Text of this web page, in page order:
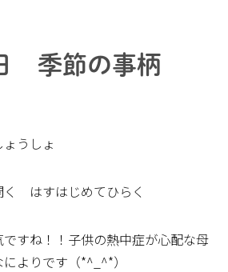
季節の事柄
うしょ
はすはじめてひらく
すね！！子供の熱中症が心配な母
よりです（*^_^*）